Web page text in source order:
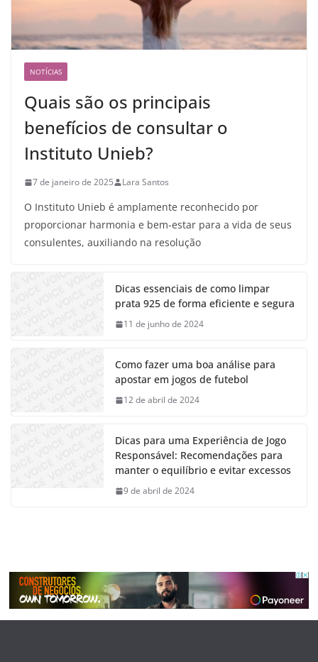
NOTÍCIAS
Quais são os principais
benefícios de consultar o
Instituto Unieb?
7 de janeiro de 2025 Lara Santos
O Instituto Unieb é amplamente reconhecido por
proporcionar harmonia e bem-estar para a vida de seus
consulentes, auxiliando na resolução
Dicas essenciais de como limpar
prata 925 de forma eficiente e segura
11 de junho de 2024
Como fazer uma boa análise para
apostar em jogos de futebol
12 de abril de 2024
Dicas para uma Experiência de Jogo
Responsável: Recomendações para
manter o equilíbrio e evitar excessos
9 de abril de 2024